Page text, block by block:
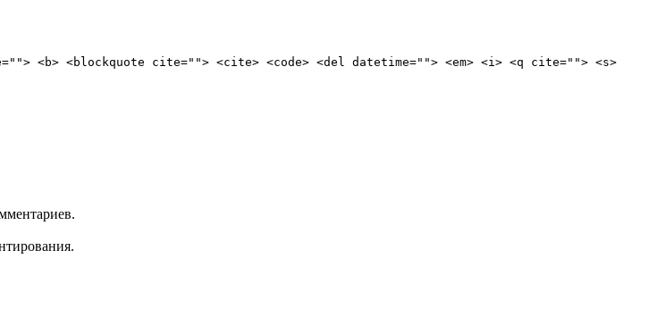
<b> <blockquote cite=""> <cite> <code> <del datetime=""> <em> <i> <q cite=""> <s>